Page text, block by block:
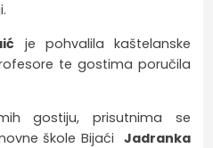
je pohvalila kaštelanske
te gostima poručila
gostiju, prisutnima se
škole Bijaći Jadranka